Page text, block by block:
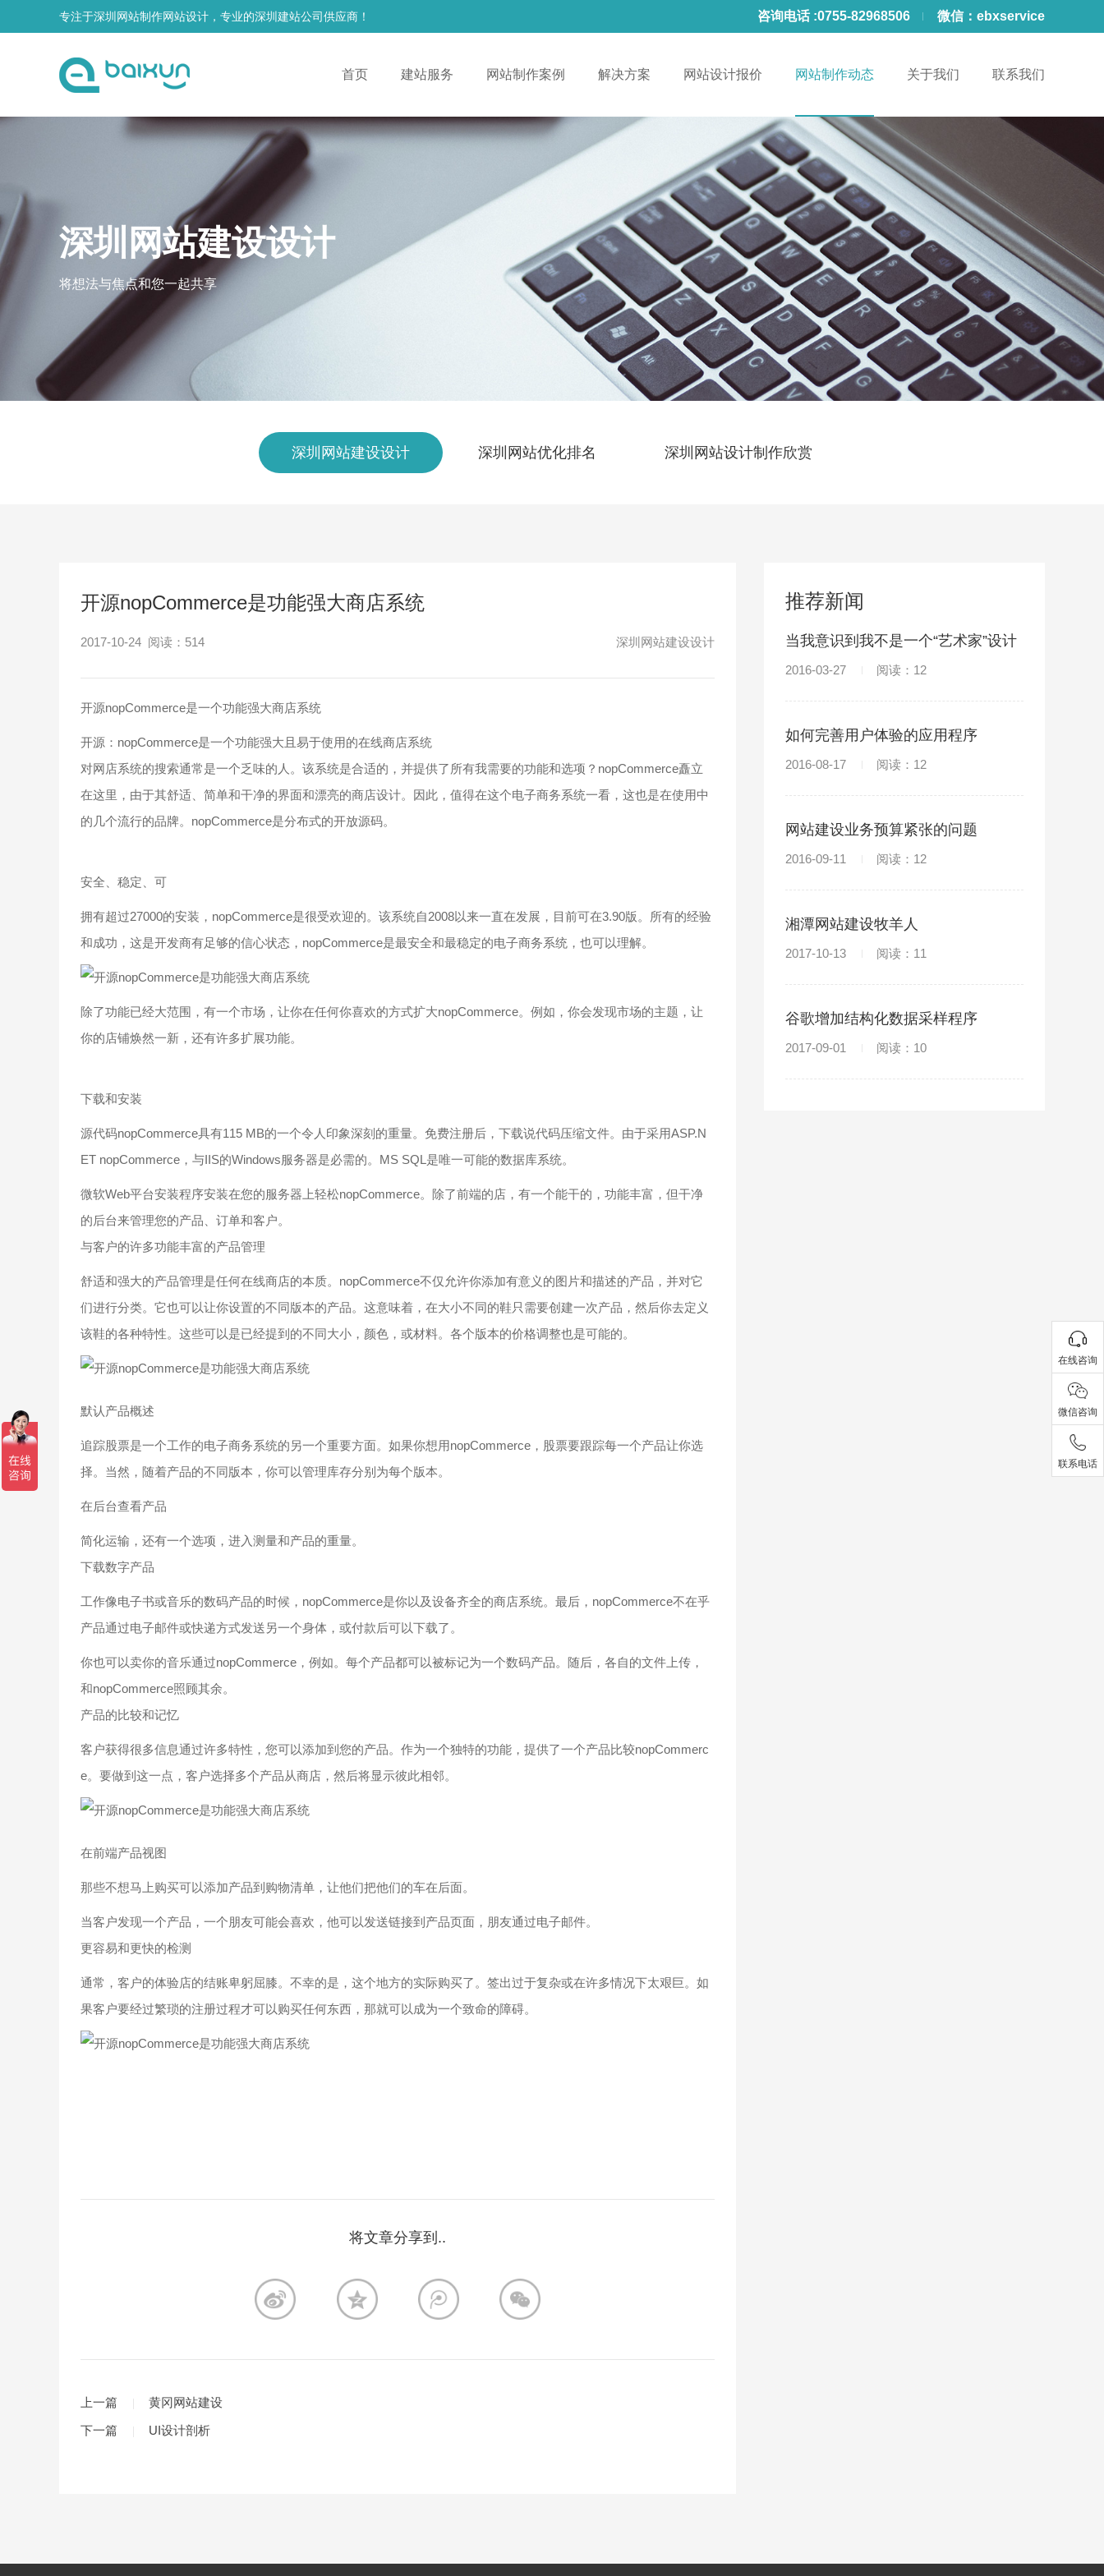
专注于深圳网站制作网站设计，专业的深圳建站公司供应商！ 咨询电话 :0755-82968506 微信： ebxservice
首页 建站服务 网站制作案例 解决方案 网站设计报价 网站制作动态 关于我们 联系我们
深圳网站建设设计
将想法与焦点和您一起共享
深圳网站建设设计 深圳网站优化排名 深圳网站设计制作欣赏
开源nopCommerce是功能强大商店系统
2017-10-24 阅读： 514 深圳网站建设设计
开源nopCommerce是一个功能强大商店系统
开源：nopCommerce是一个功能强大且易于使用的在线商店系统
对网店系统的搜索通常是一个乏味的人。该系统是合适的，并提供了所有我需要的功能和选项？nopCommerce矗立
在这里，由于其舒适、简单和干净的界面和漂亮的商店设计。因此，值得在这个电子商务系统一看，这也是在使用中
的几个流行的品牌。nopCommerce是分布式的开放源码。
安全、稳定、可
拥有超过27000的安装，nopCommerce是很受欢迎的。该系统自2008以来一直在发展，目前可在3.90版。所有的经验
和成功，这是开发商有足够的信心状态，nopCommerce是最安全和最稳定的电子商务系统，也可以理解。
除了功能已经大范围，有一个市场，让你在任何你喜欢的方式扩大nopCommerce。例如，你会发现市场的主题，让
你的店铺焕然一新，还有许多扩展功能。
下载和安装
源代码nopCommerce具有115 MB的一个令人印象深刻的重量。免费注册后，下载说代码压缩文件。由于采用ASP.N
ET nopCommerce，与IIS的Windows服务器是必需的。MS SQL是唯一可能的数据库系统。
微软Web平台安装程序安装在您的服务器上轻松nopCommerce。除了前端的店，有一个能干的，功能丰富，但干净
的后台来管理您的产品、订单和客户。
与客户的许多功能丰富的产品管理
舒适和强大的产品管理是任何在线商店的本质。nopCommerce不仅允许你添加有意义的图片和描述的产品，并对它
们进行分类。它也可以让你设置的不同版本的产品。这意味着，在大小不同的鞋只需要创建一次产品，然后你去定义
该鞋的各种特性。这些可以是已经提到的不同大小，颜色，或材料。各个版本的价格调整也是可能的。
默认产品概述
追踪股票是一个工作的电子商务系统的另一个重要方面。如果你想用nopCommerce，股票要跟踪每一个产品让你选
择。当然，随着产品的不同版本，你可以管理库存分别为每个版本。
在后台查看产品
简化运输，还有一个选项，进入测量和产品的重量。
下载数字产品
工作像电子书或音乐的数码产品的时候，nopCommerce是你以及设备齐全的商店系统。最后，nopCommerce不在乎
产品通过电子邮件或快递方式发送另一个身体，或付款后可以下载了。
你也可以卖你的音乐通过nopCommerce，例如。每个产品都可以被标记为一个数码产品。随后，各自的文件上传，
和nopCommerce照顾其余。
产品的比较和记忆
客户获得很多信息通过许多特性，您可以添加到您的产品。作为一个独特的功能，提供了一个产品比较nopCommerc
e。要做到这一点，客户选择多个产品从商店，然后将显示彼此相邻。
在前端产品视图
那些不想马上购买可以添加产品到购物清单，让他们把他们的车在后面。
当客户发现一个产品，一个朋友可能会喜欢，他可以发送链接到产品页面，朋友通过电子邮件。
更容易和更快的检测
通常，客户的体验店的结账卑躬屈膝。不幸的是，这个地方的实际购买了。签出过于复杂或在许多情况下太艰巨。如
果客户要经过繁琐的注册过程才可以购买任何东西，那就可以成为一个致命的障碍。
将文章分享到..
上一篇
黄冈网站建设
下一篇
UI设计剖析
推荐新闻
当我意识到我不是一个“艺术家”设计
师
2016-03-27 阅读：12
如何完善用户体验的应用程序
2016-08-17 阅读：12
网站建设业务预算紧张的问题
2016-09-11 阅读：12
湘潭网站建设牧羊人
2017-10-13 阅读：11
谷歌增加结构化数据采样程序
2017-09-01 阅读：10
在线咨询
微信咨询
联系电话